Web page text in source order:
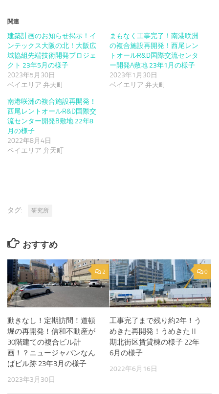
関連
建築計画のお知らせ掲示！イ
ンテックス大阪の北！大阪広
域協組先端技術開発プロジェ
クト 23年5月の様子
2023年5月30日
ベイエリア 弁天町
まもなく工事完了！南港咲洲
の複合施設再開発！西尾レン
トオールR&D国際交流センタ
ー開発A敷地 23年1月の様子
2023年1月30日
ベイエリア 弁天町
南港咲洲の複合施設再開発！
西尾レントオールR&D国際交
流センター開発B敷地 22年8
月の様子
2022年8月4日
ベイエリア 弁天町
タグ: 研究所
おすすめ
2
動きなし！定期訪問！道頓
堀の再開発！信和不動産が
30階建ての複合ビル計
画！？ニュージャパンなん
ばビル跡 23年3月の様子
2023年3月30日
0
工事完了まで残り約2年！う
めきた再開発！うめきたⅡ
期北街区賃貸棟の様子 22年
6月の様子
2022年6月16日